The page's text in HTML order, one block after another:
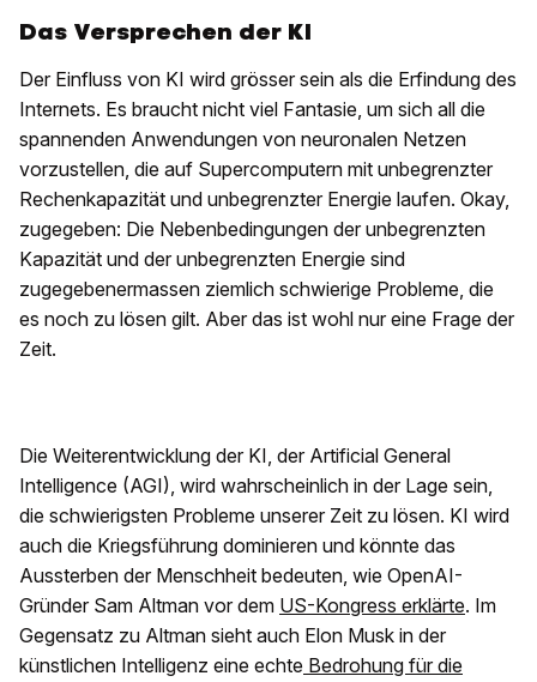
Das Versprechen der KI
Der Einfluss von KI wird grösser sein als die Erfindung des
Internets. Es braucht nicht viel Fantasie, um sich all die
spannenden Anwendungen von neuronalen Netzen
vorzustellen, die auf Supercomputern mit unbegrenzter
Rechenkapazität und unbegrenzter Energie laufen. Okay,
zugegeben: Die Nebenbedingungen der unbegrenzten
Kapazität und der unbegrenzten Energie sind
zugegebenermassen ziemlich schwierige Probleme, die
es noch zu lösen gilt. Aber das ist wohl nur eine Frage der
Zeit.
Die Weiterentwicklung der KI, der Artificial General
Intelligence (AGI), wird wahrscheinlich in der Lage sein,
die schwierigsten Probleme unserer Zeit zu lösen. KI wird
auch die Kriegsführung dominieren und könnte das
Aussterben der Menschheit bedeuten, wie OpenAI-
Gründer Sam Altman vor dem US-Kongress erklärte. Im
Gegensatz zu Altman sieht auch Elon Musk in der
künstlichen Intelligenz eine echte Bedrohung für die